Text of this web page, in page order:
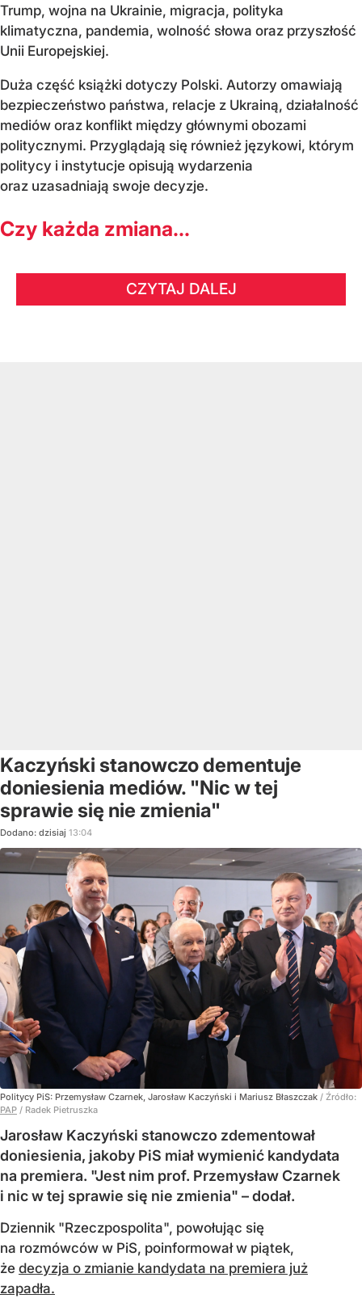
Trump, wojna na Ukrainie, migracja, polityka
klimatyczna, pandemia, wolność słowa oraz przyszłość
Unii Europejskiej.
Duża część książki dotyczy Polski. Autorzy omawiają
bezpieczeństwo państwa, relacje z Ukrainą, działalność
mediów oraz konflikt między głównymi obozami
politycznymi. Przyglądają się również językowi, którym
politycy i instytucje opisują wydarzenia
oraz uzasadniają swoje decyzje.
Czy każda zmiana...
CZYTAJ DALEJ
Kaczyński stanowczo dementuje
doniesienia mediów. "Nic w tej
sprawie się nie zmienia"
Dodano: dzisiaj 13:04
Politycy PiS: Przemysław Czarnek, Jarosław Kaczyński i Mariusz Błaszczak / Źródło:
PAP / Radek Pietruszka
Jarosław Kaczyński stanowczo zdementował
doniesienia, jakoby PiS miał wymienić kandydata
na premiera. "Jest nim prof. Przemysław Czarnek
i nic w tej sprawie się nie zmienia" – dodał.
Dziennik "Rzeczpospolita", powołując się
na rozmówców w PiS, poinformował w piątek,
że decyzja o zmianie kandydata na premiera już
zapadła.